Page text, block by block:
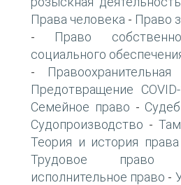
Права человека - Право
- Право
социального
- Правоохранительная
Предотвращение
Семейное право -
Судопроизводство -
Теория и история
Трудовое право
исполнительное право -